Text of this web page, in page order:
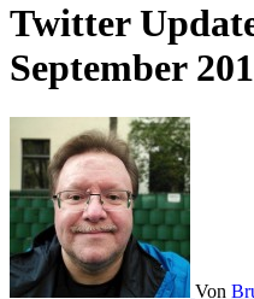
Twitter
September
Von